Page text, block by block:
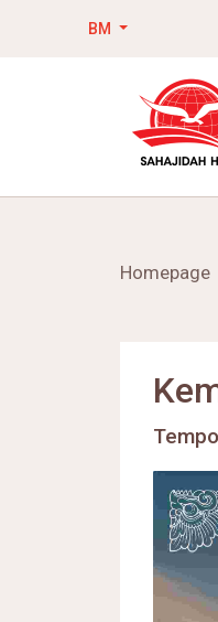
BM
Homepage